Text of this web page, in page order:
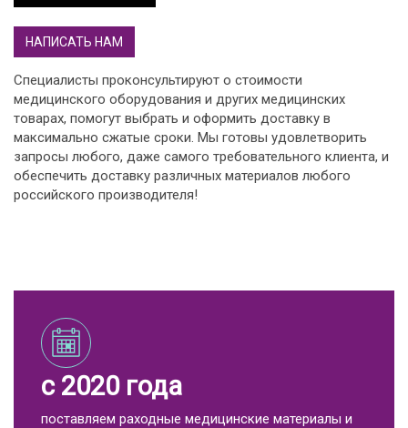
НАПИСАТЬ НАМ
Специалисты проконсультируют о стоимости
медицинского оборудования и других медицинских
товарах, помогут выбрать и оформить доставку в
максимально сжатые сроки. Мы готовы удовлетворить
запросы любого, даже самого требовательного клиента, и
обеспечить доставку различных материалов любого
российского производителя!
с 2020 года
поставляем раходные медицинские материалы и